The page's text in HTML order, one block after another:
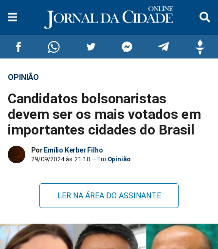
Compartilhar
no
Facebook
Compartilhar
no
Whatsapp
no
Twitter
no
Messenger
no
TelegramGettr
OPINIÃO
Candidatos bolsonaristas
devem ser os mais votados em
importantes cidades do Brasil
Por Emílio Kerber Filho
29/09/2024 às 21:10 Opinião
LER NA ÁREA DO ASSINANTE